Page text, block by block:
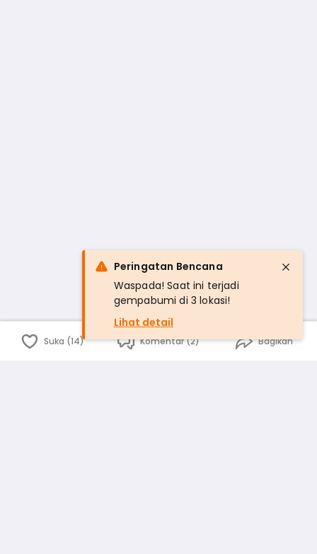
Suka (14) Komentar (2) Bagikan
Peringatan Bencana
Waspada! Saat ini terjadi
gempabumi di 3 lokasi!
Lihat detail